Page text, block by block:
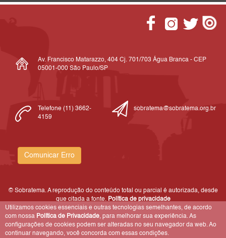
Av. Francisco Matarazzo, 404 Cj. 701/703 Água Branca - CEP
05001-000 São Paulo/SP
Telefone (11) 3662-
4159
sobratema@sobratema.org.br
Comunicar Erro
© Sobratema. A reprodução do conteúdo total ou parcial é autorizada, desde
que citada a fonte. Política de privacidade
Utilizamos cookies essenciais e outras tecnologias semelhantes, de acordo
com nossa Política de Privacidade, para melhorar sua experiência. As
configurações de cookies podem ser alteradas no seu navegador da web. Ao
continuar navegando, você concorda com essas condições.